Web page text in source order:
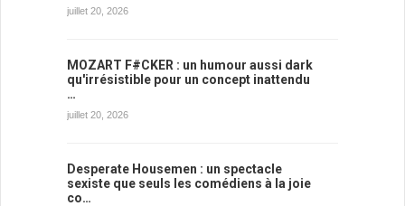
juillet 20, 2026
MOZART F#CKER : un humour aussi dark
qu'irrésistible pour un concept inattendu
…
juillet 20, 2026
Desperate Housemen : un spectacle
sexiste que seuls les comédiens à la joie
co…